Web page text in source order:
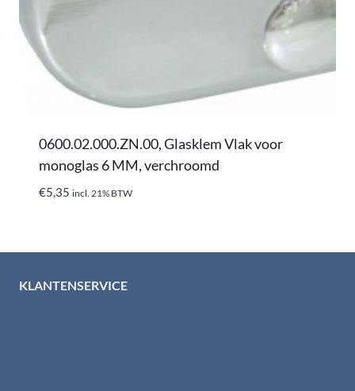
0600.02.000.ZN.00, Glasklem Vlak voor
monoglas 6 MM, verchroomd
€5,35 incl. 21% BTW
KLANTENSERVICE